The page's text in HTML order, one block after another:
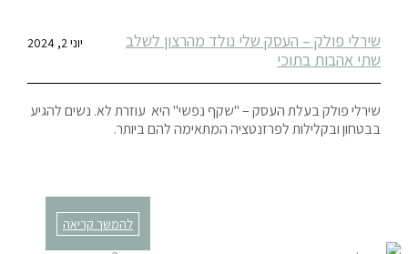
שירלי פולק – העסק שלי נולד מהרצון לשלב
שתי אהבות בתוכי
יוני 2, 2024
שירלי פולק בעלת העסק – "שקף נפשי" היא עוזרת לא. נשים להגיע
בבטחון ובקלילות לפרזנטציה המתאימה להם ביותר.
להמשך קריאה